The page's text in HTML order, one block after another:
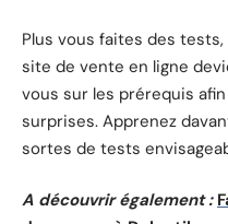
Plus vous faites des
site de vente en ligne
vous sur les prérequis
surprises. Apprenez
sortes de tests
A découvrir également :